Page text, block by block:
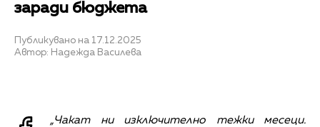
заради бюджета
Публикувано на 17.12.2025
Автор: Надежда Василева
„Чакат ни изключително тежки месеци.